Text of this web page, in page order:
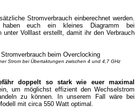
Stromverbrauch einberechnet werden.
euch ein kleines Diagramm bei
unter Volllast erstellt, damit ihr den Verbrauch
Strom bei Übertaktungen zwischen 4 und 4,7 GHz
doppelt so stark wie euer maximal
um möglichst effizient den Wechselstrom
zu können. In unserem Fall wäre bei
mit circa 550 Watt optimal.